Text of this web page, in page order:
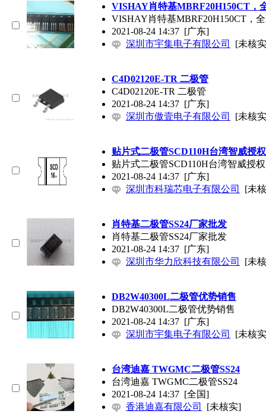
VISHAY肖特基MBRF20H150CT，
VISHAY肖特基MBRF20H150CT，
2021-08-24 14:37 [广东]
深圳市宇集电子有限公司
[未核
C4D02120E-TR 二极管
C4D02120E-TR 二极管
2021-08-24 14:37 [广东]
深圳市傲壹电子有限公司
[未核
贴片式二极管SCD110H台湾智威授权
贴片式二极管SCD110H台湾智威授权
2021-08-24 14:37 [广东]
深圳市科瑞芯电子有限公司
[未
肖特基二极管SS24厂家批发
肖特基二极管SS24厂家批发
2021-08-24 14:37 [广东]
深圳市华力欣科技有限公司
[未
DB2W40300L二极管优势销售
DB2W40300L二极管优势销售
2021-08-24 14:37 [广东]
深圳市宇集电子有限公司
[未核
台湾迪嘉 TWGMC二极管SS24
台湾迪嘉 TWGMC二极管SS24
2021-08-24 14:37 [全国]
香港迪嘉有限公司
[未核实]